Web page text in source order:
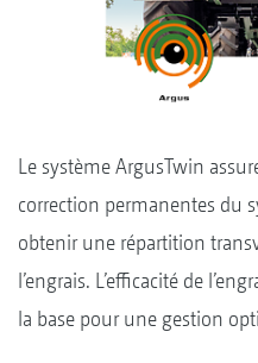
Le système ArgusTwin
correction permanentes du
obtenir une répartition
l’engrais. L’efficacité de
la base pour une gestion